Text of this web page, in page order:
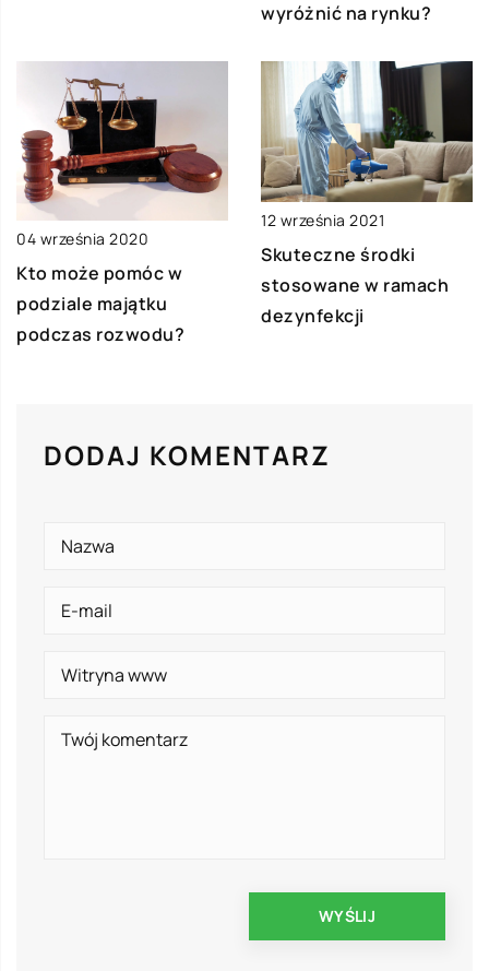
wyróżnić na rynku?
04 września 2020
Kto może pomóc w
podziale majątku
podczas rozwodu?
12 września 2021
Skuteczne środki
stosowane w ramach
dezynfekcji
DODAJ KOMENTARZ